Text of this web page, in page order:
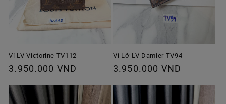
Ví LV Victorine TV112
Giá
thường
3.950.000 VND
Ví Lỡ LV Damier TV94
Giá
thường
3.950.000 VND